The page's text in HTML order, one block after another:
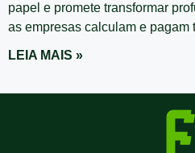
papel e promete transformar
as empresas calculam e pagam
LEIA MAIS »